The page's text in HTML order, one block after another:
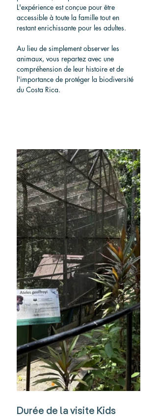
L'expérience est conçue pour être
accessible à toute la famille tout en
restant enrichissante pour les adultes.
Au lieu de simplement observer les
animaux, vous repartez avec une
compréhension de leur histoire et de
l'importance de protéger la biodiversité
du Costa Rica.
Durée de la visite Kids